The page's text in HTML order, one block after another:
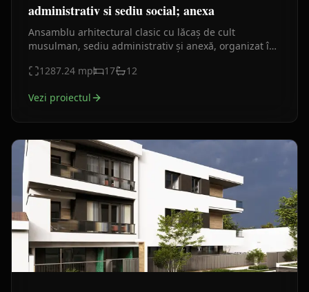
administrativ si sediu social; anexa
Ansamblu arhitectural clasic cu lăcaș de cult
musulman, sediu administrativ și anexă, organizat în
1287.24 mp 17 12
Vezi proiectul